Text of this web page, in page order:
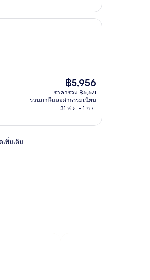
ราคา
ปัจจุบัน
คือ
฿5,956
฿5,956
ราคารวม ฿6,671
รวมภาษีและค่าธรรมเนียม
31 ส.ค. - 1 ก.ย.
เพิ่มเติม